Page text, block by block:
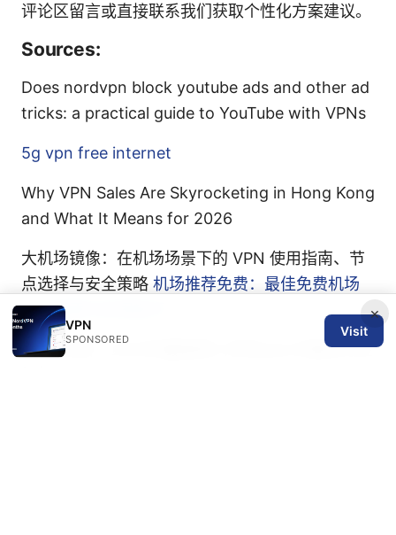
评论区留言或直接联系我们获取个性化方案建议。
Sources:
Does nordvpn block youtube ads and other ad
tricks: a practical guide to YouTube with VPNs
5g vpn free internet
Why VPN Sales Are Skyrocketing in Hong Kong
and What It Means for 2026
大机场镜像：在机场场景下的 VPN 使用指南、节
点选择与安全策略 机场推荐免费：最佳免费机场
VPN指南与实用技巧
Esim 比较：2025年最值得入手的esim方案全方位
×
VPN
SPONSORED
Visit